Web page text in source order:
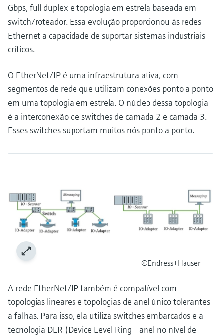
Gbps, full duplex e topologia em estrela baseada em
switch/roteador. Essa evolução proporcionou às redes
Ethernet a capacidade de suportar sistemas industriais
críticos.
O EtherNet/IP é uma infraestrutura ativa, com
segmentos de rede que utilizam conexões ponto a ponto
em uma topologia em estrela. O núcleo dessa topologia
é a interconexão de switches de camada 2 e camada 3.
Esses switches suportam muitos nós ponto a ponto.
©Endress+Hauser
A rede EtherNet/IP também é compatível com
topologias lineares e topologias de anel único tolerantes
a falhas. Para isso, ela utiliza switches embarcados e a
tecnologia DLR (Device Level Ring - anel no nível de